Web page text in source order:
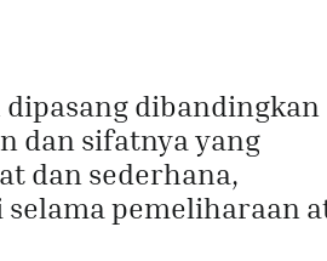
dibandingkan
dan sifatnya yang
dan sederhana,
pemeliharaan